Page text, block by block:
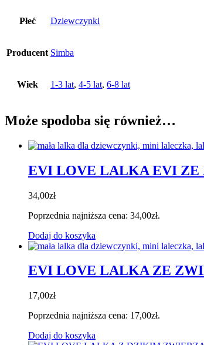
Płeć Dziewczynki
Producent Simba
Wiek 1-3 lat, 4-5 lat, 6-8 lat
Może spodoba się również…
EVI LOVE LALKA EVI
34,00zł
Poprzednia najniższa cena: 34,00zł.
Dodaj do koszyka
EVI LOVE LALKA ZE
17,00zł
Poprzednia najniższa cena: 17,00zł.
Dodaj do koszyka